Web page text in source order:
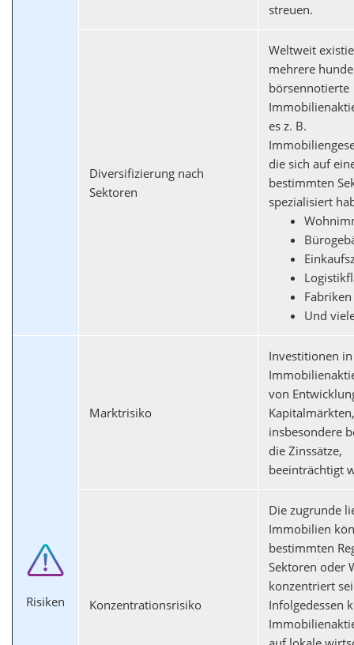
streuen.
Diversifizierung nach
Sektoren
Weltweit
mehrere
börsennotierte
es z. B.
die sich auf
bestimmten
spezialisiert
Fabriken
Und
Risiken
Marktrisiko
Investitionen in
von
Kapitalmärkten,
insbesondere
die Zinssätze,
beeinträchtigt
Konzentrationsrisiko
Die zugrunde
Immobilien
bestimmten
Sektoren oder
konzentriert
Infolgedessen